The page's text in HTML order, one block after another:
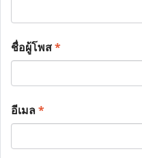
ชื่อผู้โพส*
อีเมล*